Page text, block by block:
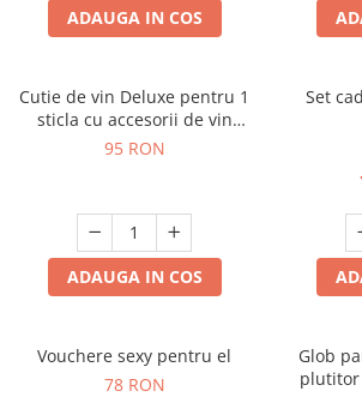
ADAUGA IN COS
Cutie de vin Deluxe pentru 1
sticla cu accesorii de vin
incluse interior oranj
95 RON
ADAUGA IN COS
Set
Vouchere sexy pentru el
78 RON
Glob
plutitor